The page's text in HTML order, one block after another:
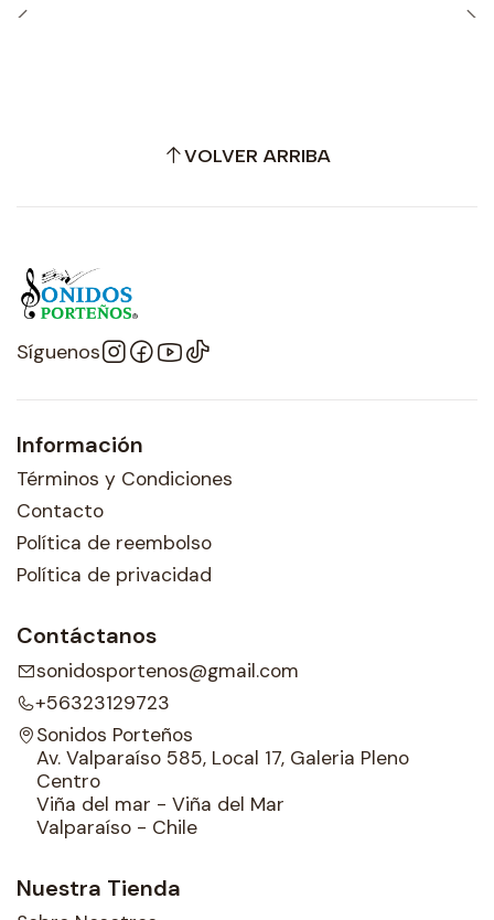
VOLVER ARRIBA
Síguenos
Información
Términos y Condiciones
Contacto
Política de reembolso
Política de privacidad
Contáctanos
sonidosportenos@gmail.com
+56323129723
Sonidos Porteños
Av. Valparaíso 585, Local 17, Galeria Pleno
Centro
Viña del mar - Viña del Mar
Valparaíso - Chile
Nuestra Tienda